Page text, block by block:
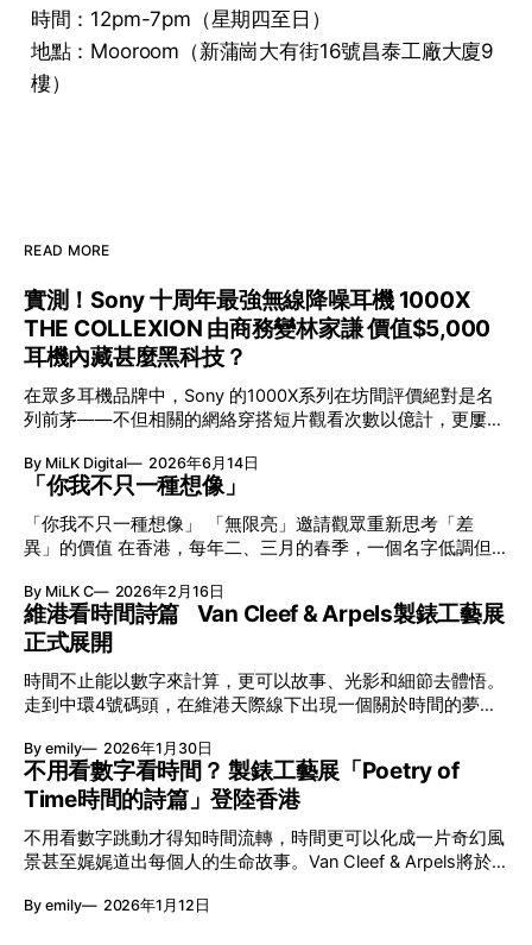
時間：12pm-7pm（星期四至日）
地點：Mooroom（新蒲崗大有街16號昌泰工廠大廈9
樓）
READ MORE
實測！Sony 十周年最強無線降噪耳機 1000X
THE COLLEXION 由商務變林家謙 價值$5,000
耳機內藏甚麼黑科技？
在眾多耳機品牌中，Sony 的1000X系列在坊間評價絕對是名
列前茅——不但相關的網絡穿搭短片觀看次數以億計，更屢獲
VGP 金獎，也是 Amazon 折扣日的大熱推介。
By MiLK Digital 2026年6月14日
「你我不只一種想像」
「你我不只一種想像」 「無限亮」邀請觀眾重新思考「差
異」的價值 在香港，每年二、三月的春季，一個名字低調但
節與香港賽馬會慈善信託基金聯合呈獻，以共融藝術為核心，
八年來不只是帶來無數來自世界各地的優秀節目，更致力於在
本地建立屬於香港的共融創作生態。今年更首度與本地兩大旗
艦藝團強強聯手打造兩部深具意義的作品《遊延》及《弦上光
影》，展開一場前所未有的藝術對話，擦下多元藝術下的流動
能量，全面開展一場無界限嘅藝術旅程。 第八屆「無限亮」
以「你我不只一種想像」為題，從共融角度重新思索「差異」
的價值。不同能力人士是社會多樣性的一部分。每人皆擁有
「不同」能力與特質，當我們一齊生活、一齊創作、互相啟
發，偏見與界線，也自然被藝術溶化。 「無限亮」2026精彩
節目包括: 2月27日至3月1日：帕拉管弦樂團《無邊狂想曲》/
音樂‧舞蹈 (開幕節目) 2月28日至3月1日：
By MiLK C 2026年2月16日
維港看時間詩篇 Van Cleef & Arpels製錶工藝展
正式展開
時間不止能以數字來計算，更可以故事、光影和細節去體悟。
走到中環4號碼頭，在維港天際線下出現一個關於時間的夢幻
覽。由即日至2月8日期間舉行，世家把一貫低調精緻的製錶語
言搬離傳統店舖，放進公共場域，讓時間不只是腕上的個人物
件，而是一場可以與他人一同經歷的詩意旅程。 在碼頭打開
「時間詩集」 走進展場尤如翻開一本時間詩集，藉由不同主
題呈現時間的無限想像。Van Cleef & Arpels的腕錶從來不是
由單純的機械與數字堆砌，更像是腕上的動人故事。 世家以
精湛的製錶技術與敘事美學為核心，讓每一枚腕錶都超越單純
報時的功能，而是把稍縱即逝的瞬間凝結成可以反覆閱讀的畫
By emily 2026年1月30日
不用看數字看時間？ 製錶工藝展「Poetry of
Time時間的詩篇」登陸香港
不用看數字跳動才得知時間流轉，時間更可以化成一片奇幻風
景甚至娓娓道出每個人的生命故事。Van Cleef & Arpels將於1
詩篇」展覽，邀請大家走進由愛情故事、詩意星象、迷人自然
By emily 2026年1月12日